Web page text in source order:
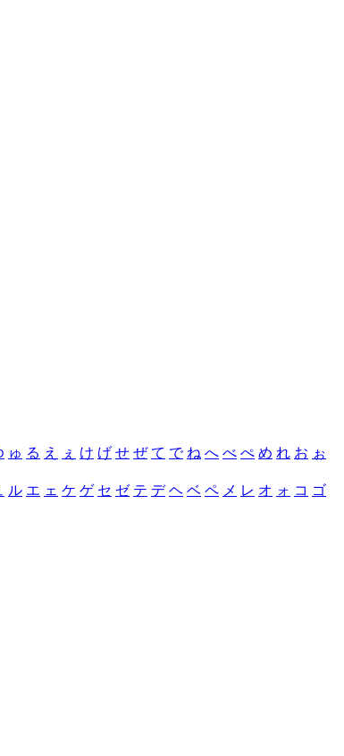
ゅ る え ぇ け げ せ ぜ て で ね へ べ ぺ め れ お ぉ
ル エ ェ ケ ゲ セ ゼ テ デ ヘ ベ ペ メ レ オ ォ コ ゴ